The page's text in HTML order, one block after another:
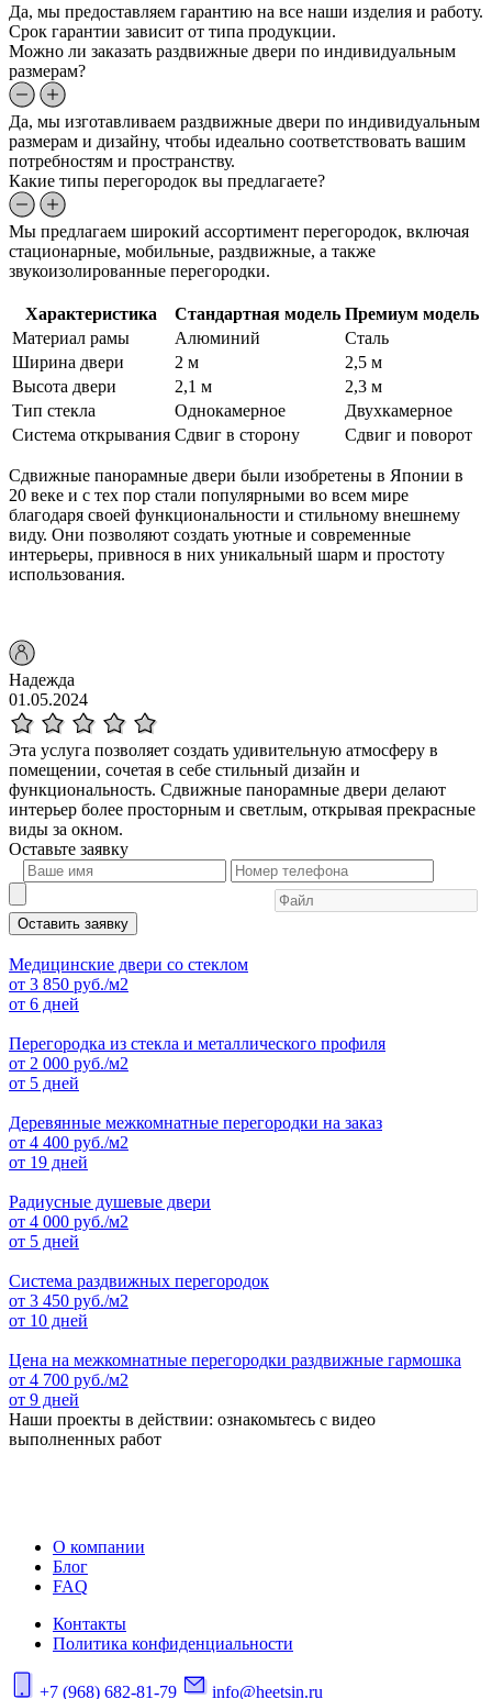
Да, мы предоставляем гарантию на все наши изделия и работу.
Срок гарантии зависит от типа продукции.
Можно ли заказать раздвижные двери по индивидуальным
размерам?
Да, мы изготавливаем раздвижные двери по индивидуальным
размерам и дизайну, чтобы идеально соответствовать вашим
потребностям и пространству.
Какие типы перегородок вы предлагаете?
Мы предлагаем широкий ассортимент перегородок, включая
стационарные, мобильные, раздвижные, а также
звукоизолированные перегородки.
Характеристика Стандартная модель Премиум модель
Материал рамы
Алюминий
Сталь
Ширина двери
2 м
2,5 м
Высота двери
2,1 м
2,3 м
Тип стекла
Однокамерное
Двухкамерное
Система открывания Сдвиг в сторону Сдвиг и поворот
Сдвижные панорамные двери были изобретены в Японии в
20 веке и с тех пор стали популярными во всем мире
благодаря своей функциональности и стильному внешнему
виду. Они позволяют создать уютные и современные
интерьеры, привнося в них уникальный шарм и простоту
использования.
Надежда
01.05.2024
Эта услуга позволяет создать удивительную атмосферу в
помещении, сочетая в себе стильный дизайн и
функциональность. Сдвижные панорамные двери делают
интерьер более просторным и светлым, открывая прекрасные
виды за окном.
Оставьте заявку
Оставить заявку
Медицинские двери со стеклом
от 3 850 руб./м2
от 6 дней
Перегородка из стекла и металлического профиля
от 2 000 руб./м2
от 5 дней
Деревянные межкомнатные перегородки на заказ
от 4 400 руб./м2
от 19 дней
Радиусные душевые двери
от 4 000 руб./м2
от 5 дней
Система раздвижных перегородок
от 3 450 руб./м2
от 10 дней
Цена на межкомнатные перегородки раздвижные гармошка
от 4 700 руб./м2
от 9 дней
Наши проекты в действии: ознакомьтесь с видео
выполненных работ
О компании
Блог
FAQ
Контакты
Политика конфиденциальности
+7 (968) 682-81-79 info@heetsin.ru